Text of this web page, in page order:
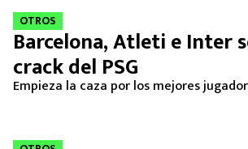
OTROS
Barcelona, Atleti e Inter
crack del PSG
Empieza la caza por los mejores